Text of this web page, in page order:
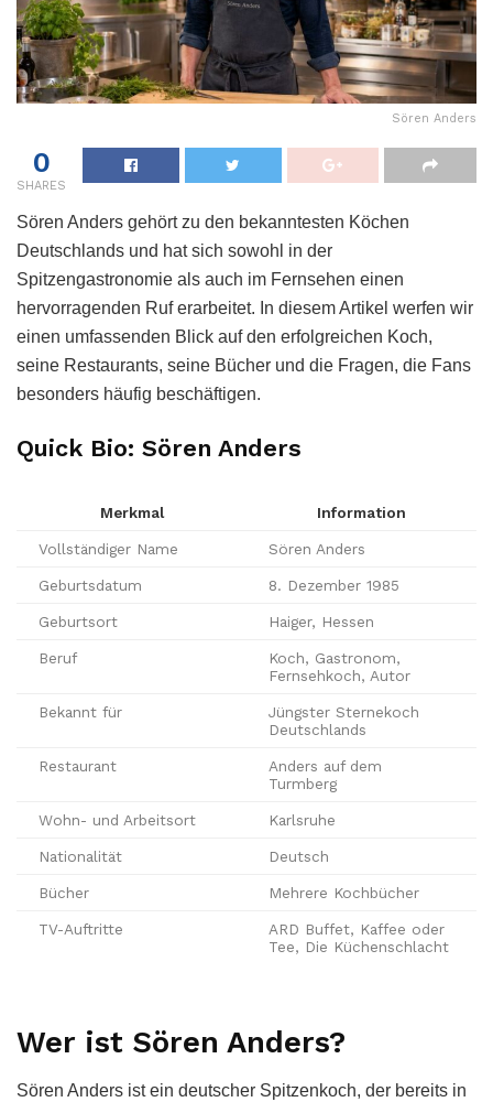
Sören Anders
0
SHARES
Sören Anders gehört zu den bekanntesten Köchen
Deutschlands und hat sich sowohl in der
Spitzengastronomie als auch im Fernsehen einen
hervorragenden Ruf erarbeitet. In diesem Artikel werfen wir
einen umfassenden Blick auf den erfolgreichen Koch,
seine Restaurants, seine Bücher und die Fragen, die Fans
besonders häufig beschäftigen.
Quick Bio: Sören Anders
Merkmal Information
Vollständiger Name Sören Anders
Geburtsdatum 8. Dezember 1985
Geburtsort Haiger, Hessen
Beruf
Koch, Gastronom,
Fernsehkoch, Autor
Bekannt für
Jüngster Sternekoch
Deutschlands
Restaurant
Anders auf dem
Turmberg
Wohn- und Arbeitsort Karlsruhe
Nationalität Deutsch
Bücher Mehrere Kochbücher
TV-Auftritte
ARD Buffet, Kaffee oder
Tee, Die Küchenschlacht
Wer ist Sören Anders?
Sören Anders ist ein deutscher Spitzenkoch, der bereits in